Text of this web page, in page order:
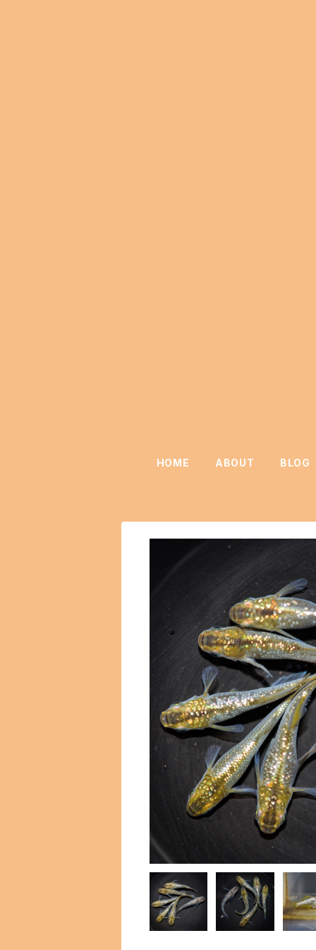
HOME ABOUT BLOG